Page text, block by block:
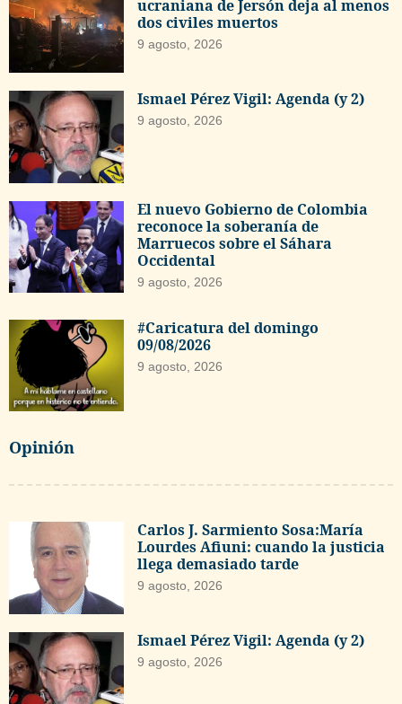
ucraniana de Jersón deja al menos
dos civiles muertos
9 agosto, 2026
Ismael Pérez Vigil: Agenda (y 2)
9 agosto, 2026
El nuevo Gobierno de Colombia
reconoce la soberanía de
Marruecos sobre el Sáhara
Occidental
9 agosto, 2026
#Caricatura del domingo
09/08/2026
9 agosto, 2026
Opinión
Carlos J. Sarmiento Sosa:María
Lourdes Afiuni: cuando la justicia
llega demasiado tarde
9 agosto, 2026
Ismael Pérez Vigil: Agenda (y 2)
9 agosto, 2026